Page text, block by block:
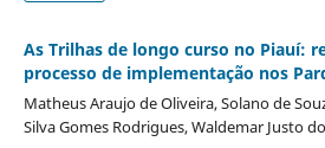
As Trilhas de longo curso no Piauí:
processo de implementação nos
Matheus Araujo de Oliveira, Solano de
Silva Gomes Rodrigues, Waldemar Justo